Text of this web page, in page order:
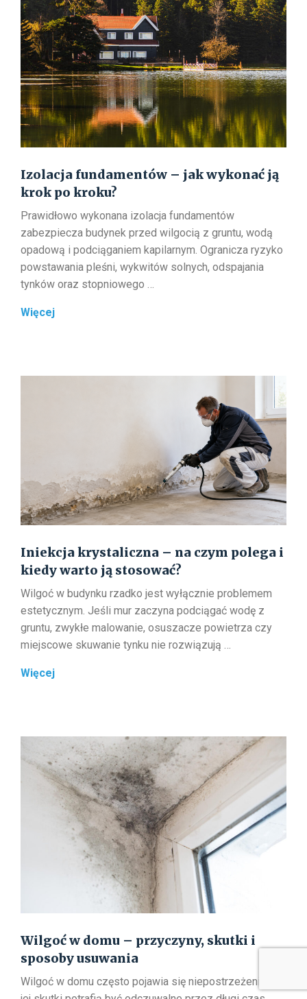
najczęstsze
przyczyny
Izolacja fundamentów – jak wykonać ją
krok po kroku?
Prawidłowo wykonana izolacja fundamentów
zabezpiecza budynek przed wilgocią z gruntu, wodą
opadową i podciąganiem kapilarnym. Ogranicza ryzyko
powstawania pleśni, wykwitów solnych, odspajania
tynków oraz stopniowego …
WięcejIzolacja
wykonać
Iniekcja krystaliczna – na czym polega i
kiedy warto ją stosować?
Wilgoć w budynku rzadko jest wyłącznie problemem
estetycznym. Jeśli mur zaczyna podciągać wodę z
gruntu, zwykłe malowanie, osuszacze powietrza czy
miejscowe skuwanie tynku nie rozwiązują …
WięcejIniekcja
czym
polega
i
kiedy
warto
stosować?
Wilgoć w domu – przyczyny, skutki i
sposoby usuwania
Wilgoć w domu często pojawia się niepostrzeżenie, ale